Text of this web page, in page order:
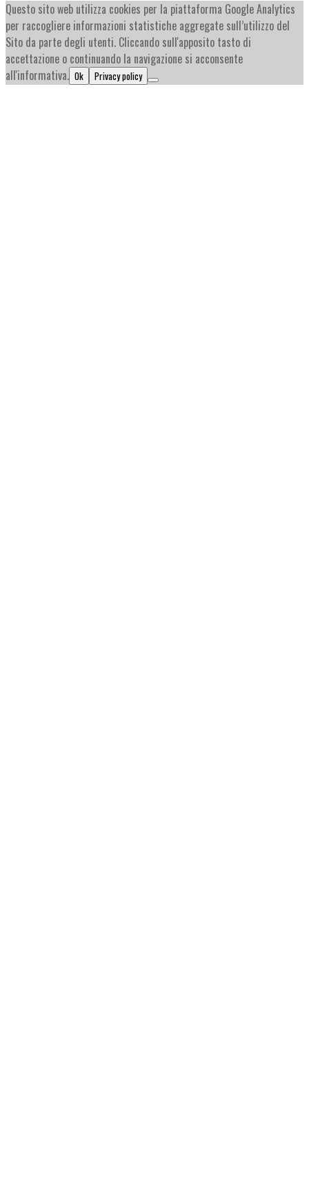
Questo sito web utilizza cookies per la piattaforma Google Analytics
per raccogliere informazioni statistiche aggregate sull’utilizzo del
Sito da parte degli utenti. Cliccando sull'apposito tasto di
accettazione o continuando la navigazione si acconsente
all'informativa. Ok Privacy policy